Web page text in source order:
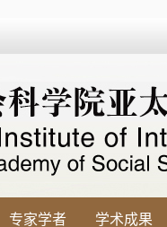
专家学者 学术成果